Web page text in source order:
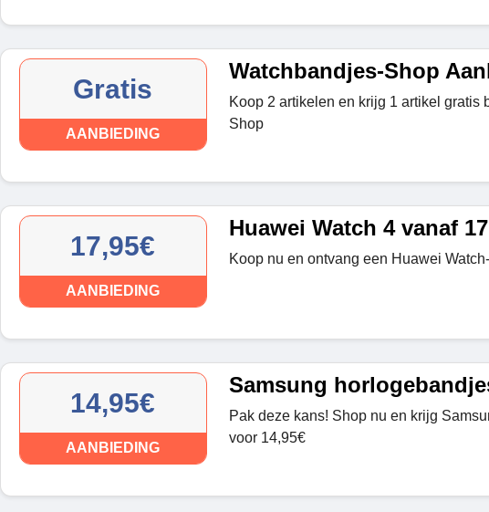
Gratis
AANBIEDING
Watchbandjes-Shop
Koop 2 artikelen en krijg 1 artikel gratis
Shop
17,95€
AANBIEDING
Huawei Watch 4 vanaf
Koop nu en ontvang een Huawei
14,95€
AANBIEDING
Samsung
Pak deze kans! Shop nu en krijg
voor 14,95€